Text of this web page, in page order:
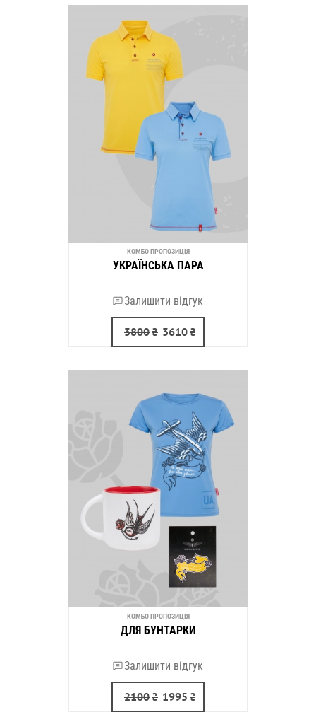
КОМБО ПРОПОЗИЦІЯ
УКРАЇНСЬКА ПАРА
Залишити відгук
3800₴ 3610₴
КОМБО ПРОПОЗИЦІЯ
ДЛЯ БУНТАРКИ
Залишити відгук
2100₴ 1995 ₴